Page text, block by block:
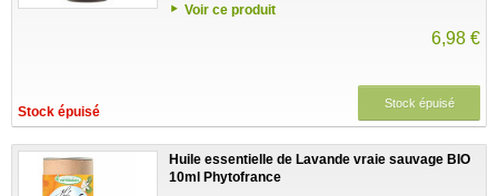
Voir ce produit
6,98 €
Stock épuisé
Stock épuisé
Huile essentielle de Lavande vraie sauvage BIO
10ml Phytofrance